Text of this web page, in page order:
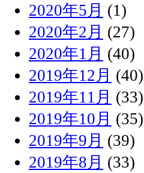
2020年5月 (1)
2020年2月 (27)
2020年1月 (40)
2019年12月 (40)
2019年11月 (33)
2019年10月 (35)
2019年9月 (39)
2019年8月 (33)